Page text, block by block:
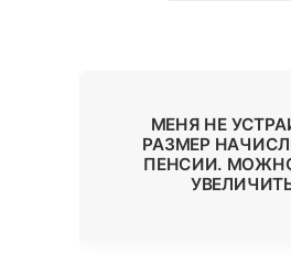
МЕНЯ НЕ
РАЗМЕР
ПЕНСИИ.